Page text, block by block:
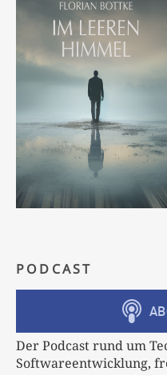
PODCAST
Der Podcast rund um
Softwareentwicklung,